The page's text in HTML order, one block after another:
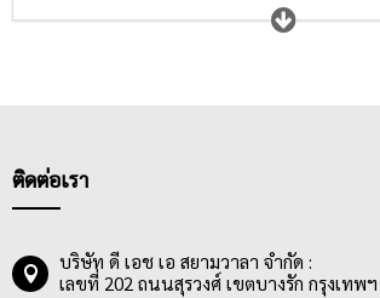
ปากกาลบคำผิดขาดลอย เทปลบคำผิดมีหลากหล
หลายดีไซน์ มีทั้งขนาดใหญ่จุความยาวหลายเมตร คุ้
สะดุดแน่นอน
ติดต่อเรา
บริษัท ดี เอช เอ สยามวาลา จำกัด :
เลขที่ 202 ถนนสุรวงศ์ เขตบางรัก กรุงเทพ